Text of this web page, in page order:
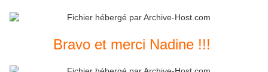
Bravo et merci Nadine !!!